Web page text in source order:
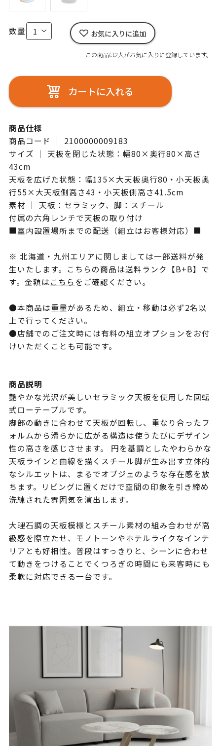
数量 お気に入りに追加
この商品は2人がお気に入りに登録しています。
カートに入れる
商品仕様
商品コード ｜ 2100000009183
サイズ ｜ 天板を閉じた状態：幅80×奥行80×高さ
43cm
天板を広げた状態：幅135×大天板奥行80・小天板奥
行55×大天板側高さ43・小天板側高さ41.5cm
素材 ｜ 天板：セラミック、脚：スチール
付属の六角レンチで天板の取り付け
■室内設置場所までの配送（組立はお客様対応）■
※ 北海道・九州エリアに関しましては一部送料が発
生いたします。こちらの商品は送料ランク【B+B】で
す。金額はこちらをご確認ください。
●本商品は重量があるため、組立・移動は必ず2名以
上で行ってください。
●店舗でのご注文時には有料の組立オプションをお付
けいただくことも可能です。
商品説明
艶やかな光沢が美しいセラミック天板を使用した回転
式ローテーブルです。
脚部の動きに合わせて天板が回転し、重なり合ったフ
ォルムから滑らかに広がる構造は使うたびにデザイン
性の高さを感じさせます。 円を基調としたやわらかな
天板ラインと曲線を描くスチール脚が生み出す立体的
なシルエットは、まるでオブジェのような存在感を放
ちます。リビングに置くだけで空間の印象を引き締め
洗練された雰囲気を演出します。
大理石調の天板模様とスチール素材の組み合わせが高
級感を際立たせ、モノトーンやホテルライクなインテ
リアとも好相性。普段はすっきりと、シーンに合わせ
て動きをつけることでくつろぎの時間にも来客時にも
柔軟に対応できる一台です。